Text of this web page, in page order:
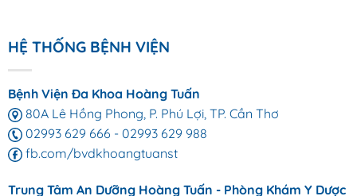
HỆ THỐNG BỆNH VIỆN
Bệnh Viện Đa Khoa Hoàng Tuấn
80A Lê Hồng Phong, P. Phú Lợi, TP. Cần Thơ
02993 629 666 - 02993 629 988
fb.com/bvdkhoangtuanst
Trung Tâm An Dưỡng Hoàng Tuấn - Phòng Khám Y Dược